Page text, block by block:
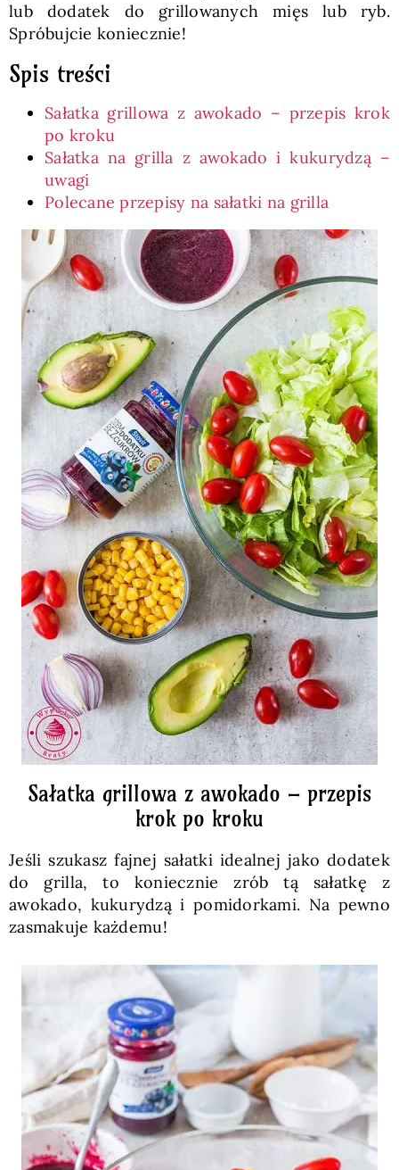
lub dodatek do grillowanych mięs lub ryb.
Spróbujcie koniecznie!
Spis treści
Sałatka grillowa z awokado – przepis krok
po kroku
Sałatka na grilla z awokado i kukurydzą –
uwagi
Polecane przepisy na sałatki na grilla
Sałatka grillowa z awokado – przepis
krok po kroku
Jeśli szukasz fajnej sałatki idealnej jako dodatek
do grilla, to koniecznie zrób tą sałatkę z
awokado, kukurydzą i pomidorkami. Na pewno
zasmakuje każdemu!